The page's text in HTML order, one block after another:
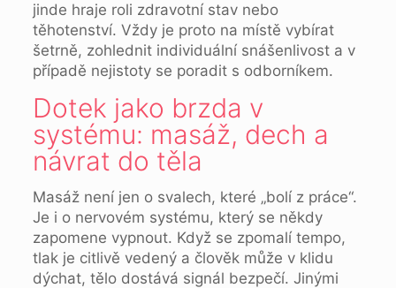
jinde hraje roli zdravotní stav nebo
těhotenství. Vždy je proto na místě vybírat
šetrně, zohlednit individuální snášenlivost a v
případě nejistoty se poradit s odborníkem.
Dotek jako brzda v
systému: masáž, dech a
návrat do těla
Masáž není jen o svalech, které „bolí z práce“.
Je i o nervovém systému, který se někdy
zapomene vypnout. Když se zpomalí tempo,
tlak je citlivě vedený a člověk může v klidu
dýchat, tělo dostává signál bezpečí. Jinými